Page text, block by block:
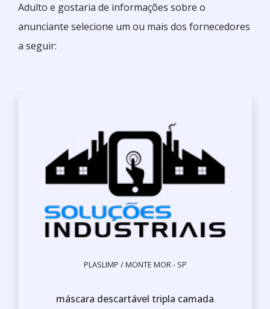
Adulto e gostaria de informações sobre o
anunciante selecione um ou mais dos fornecedores
a seguir:
PLASLIMP / MONTE MOR - SP
máscara descartável tripla camada